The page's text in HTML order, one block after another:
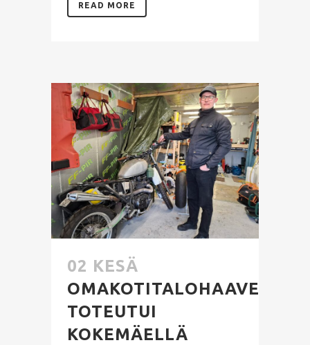
READ MORE
02 KESÄ
OMAKOTITALOHAAVE
TOTEUTUI
KOKEMÄELLÄ